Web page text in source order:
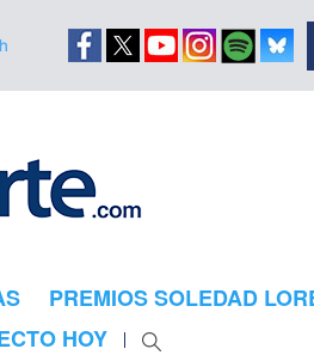
PREMIOS SOLEDAD
HOY